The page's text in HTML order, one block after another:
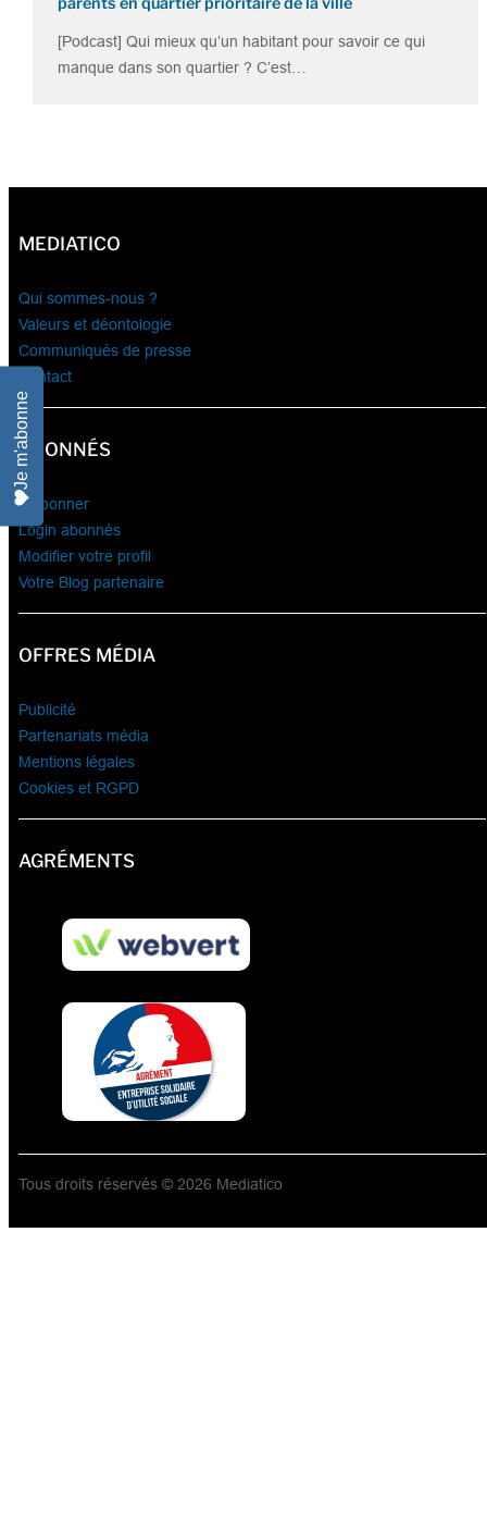
[Podcast] Qui mieux qu’un habitant pour savoir ce qui
manque dans son quartier ? C’est…
MEDIATICO
Qui sommes-nous ?
Valeurs et déontologie
Communiqués de presse
Contact
ABONNÉS
S’abonner
Login abonnés
Modifier votre profil
Votre Blog partenaire
OFFRES MÉDIA
Publicité
Partenariats média
Mentions légales
Cookies et RGPD
AGRÉMENTS
Tous droits réservés © 2026 Mediatico
Je m'abonne